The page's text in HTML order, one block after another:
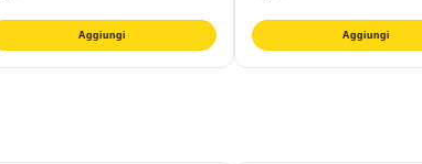
Aggiungi Aggiungi